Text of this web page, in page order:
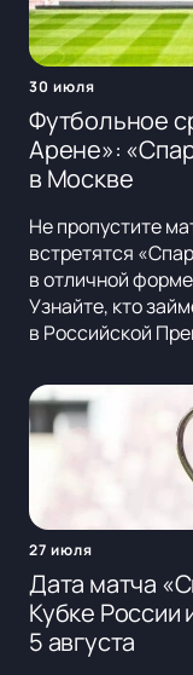
30 июля
Футбольное
Арене»:
в Москве
Не пропустите
встретятся
в отличной
Узнайте, кто
в Российской
27 июля
Дата матча
Кубке России
5 августа